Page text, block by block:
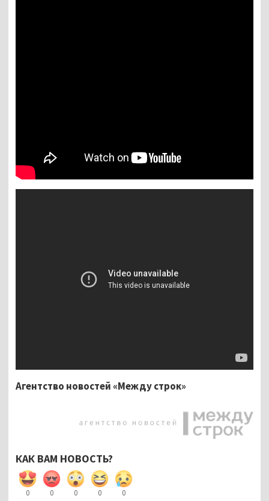
Агентство новостей «Между строк»
КАК ВАМ НОВОСТЬ?
0 0 0 0 0